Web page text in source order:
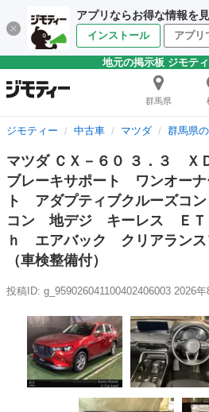
アプリならお得な情報を
インストール アプリ
地元の掲示板 ジモテ
群馬県
ジモティー 中古車 マツダ 群馬県
マツダ ＣＸ－６０ ３．３
ブレーキサポート ワンオー
ト アダプティブクルーズコ
コン 地デジ キーレス ＥＴ
ｈ エアバック クリアラン
（車検整備付）
投稿ID: g_959026041100402406003 2026